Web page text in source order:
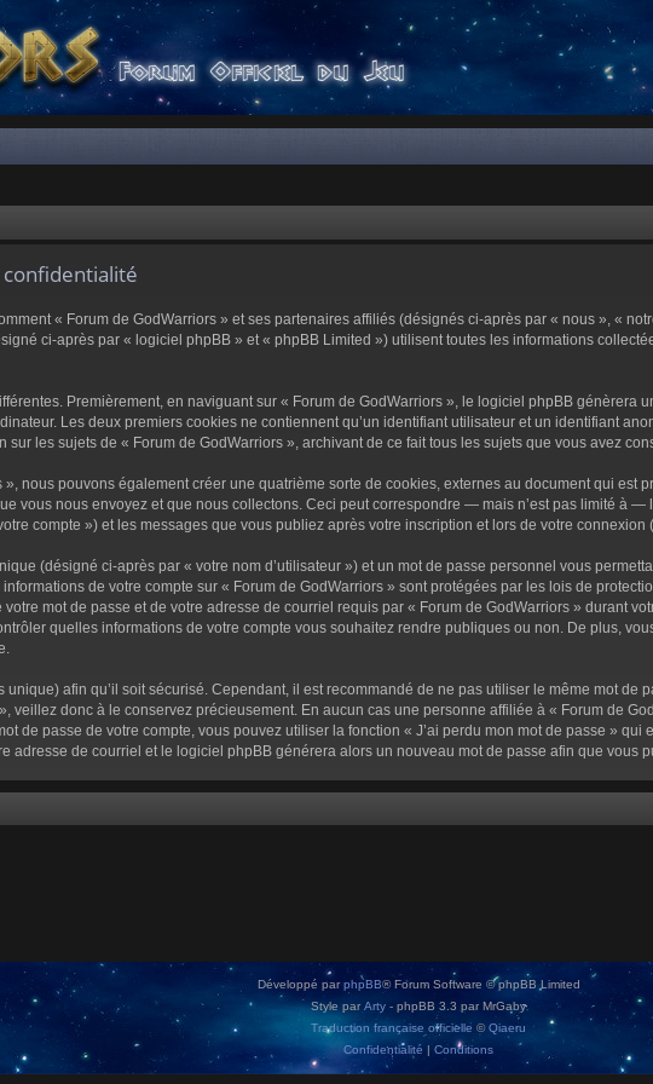
« Forum de GodWarriors » et ses partenaires affiliés (désignés ci-après par « nous », «
ci-après par « logiciel phpBB » et « phpBB Limited ») utilisent toutes les informations
Premièrement, en naviguant sur « Forum de GodWarriors », le logiciel phpBB génèrera
Les deux premiers cookies ne contiennent qu’un identifiant utilisateur et un identifiant
les sujets de « Forum de GodWarriors », archivant de ce fait tous les sujets que vous avez
nous pouvons également créer une quatrième sorte de cookies, externes au document qui
vous nous envoyez et que nous collectons. Ceci peut correspondre — mais n’est pas limité à
compte ») et les messages que vous publiez après votre inscription et lors de votre connexion
(désigné ci-après par « votre nom d’utilisateur ») et un mot de passe personnel vous
de votre compte sur « Forum de GodWarriors » sont protégées par les lois de
mot de passe et de votre adresse de courriel requis par « Forum de GodWarriors » durant
quelles informations de votre compte vous souhaitez rendre publiques ou non. De plus,
afin qu’il soit sécurisé. Cependant, il est recommandé de ne pas utiliser le même mot de
veillez donc à le conservez précieusement. En aucun cas une personne affiliée à « Forum de
de passe de votre compte, vous pouvez utiliser la fonction « J’ai perdu mon mot de passe »
adresse de courriel et le logiciel phpBB générera alors un nouveau mot de passe afin que vous
Développé parphpBB® Forum Software © phpBB Limited
Style par Arty - phpBB 3.3 par MrGaby
Traduction française officielle ©Qiaeru
Confidentialité | Conditions